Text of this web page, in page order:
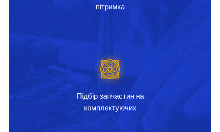
пітримка
Підбір запчастин на
комплектуючих